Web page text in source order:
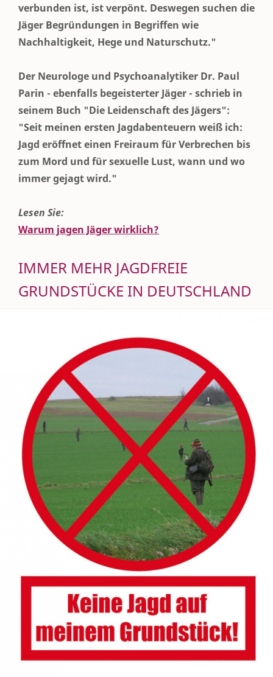
verbunden ist, ist verpönt. Deswegen suchen die
Jäger Begründungen in Begriffen wie
Nachhaltigkeit, Hege und Naturschutz."
Der Neurologe und Psychoanalytiker Dr. Paul
Parin - ebenfalls begeisterter Jäger - schrieb in
seinem Buch "Die Leidenschaft des Jägers":
"Seit meinen ersten Jagdabenteuern weiß ich:
Jagd eröffnet einen Freiraum für Verbrechen bis
zum Mord und für sexuelle Lust, wann und wo
immer gejagt wird."
Lesen Sie:
Warum jagen Jäger wirklich?
IMMER MEHR JAGDFREIE
GRUNDSTÜCKE IN DEUTSCHLAND